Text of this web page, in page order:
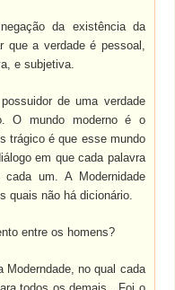
da existência da
que a verdade é pessoal,
e subjetiva.
de uma verdade
O mundo moderno é o
trágico é que esse mundo
em que cada palavra
um. A Modernidade
quais não há dicionário.
entre os homens?
Moderndade, no qual cada